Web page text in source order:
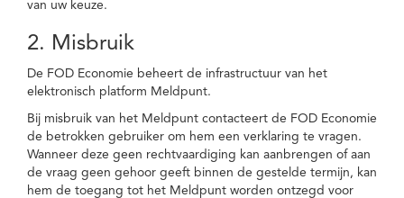
van uw keuze.
2. Misbruik
De FOD Economie beheert de infrastructuur van het
elektronisch platform Meldpunt.
Bij misbruik van het Meldpunt contacteert de FOD Economie
de betrokken gebruiker om hem een verklaring te vragen.
Wanneer deze geen rechtvaardiging kan aanbrengen of aan
de vraag geen gehoor geeft binnen de gestelde termijn, kan
hem de toegang tot het Meldpunt worden ontzegd voor